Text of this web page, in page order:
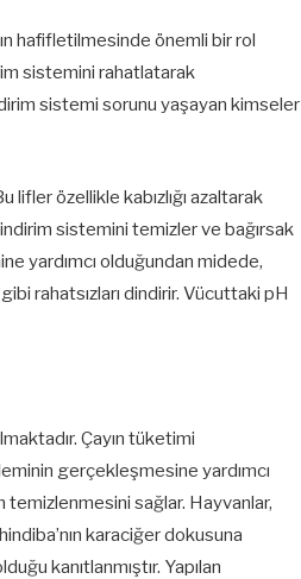
hafifletilmesinde önemli bir rol
sistemini rahatlatarak
sistemi sorunu yaşayan kimseler
özellikle kabızlığı azaltarak
sistemini temizler ve bağırsak
yardımcı olduğundan midede,
rahatsızları dindirir. Vücuttaki pH
Çayın tüketimi
gerçekleşmesine yardımcı
sağlar. Hayvanlar,
karaciğer dokusuna
kanıtlanmıştır. Yapılan